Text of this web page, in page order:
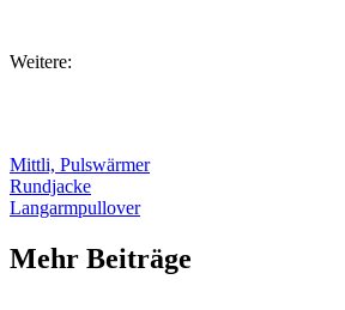
Weitere:
Mittli, Pulswärmer
Rundjacke
Langarmpullover
Mehr Beiträge